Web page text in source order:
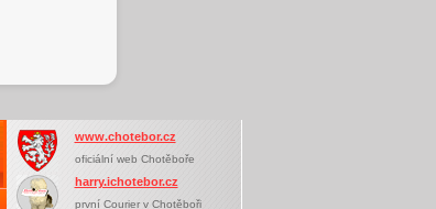
www.chotebor.cz
oficiální web Chotěboře
harry.ichotebor.cz
první Courier v Chotěboři